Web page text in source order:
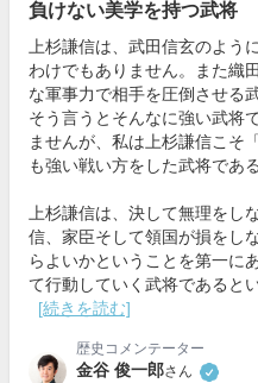
負けない美学を持つ武将
上杉謙信は、武田信玄のよう
わけでもありません。また織
な軍事力で相手を圧倒させる
そう言うとそんなに強い武将
ませんが、私は上杉謙信こそ
も強い戦い方をした武将であ
上杉謙信は、決して無理をし
信、家臣そして領国が損をし
らよいかということを第一に
て行動していく武将であると
[続きを読む]
歴史コメンテーター
金谷 俊一郎さん